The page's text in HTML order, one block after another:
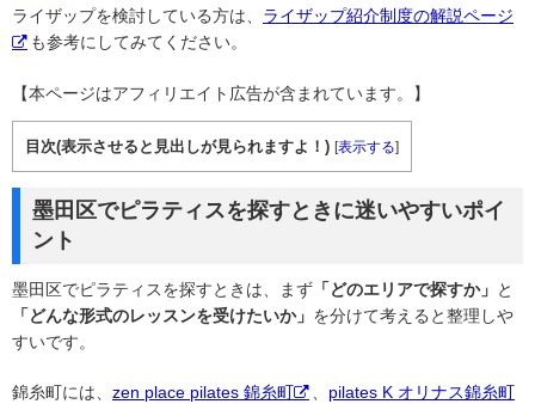
ライザップを検討している方は、 ライザップ紹介制度の解説ページ
も参考にしてみてください。
【本ページはアフィリエイト広告が含まれています。】
目次(表示させると見出しが見られますよ！) [表示する]
墨田区でピラティスを探すときに迷いやすいポイ
ント
墨田区でピラティスを探すときは、まず 「どのエリアで探すか」 と
「どんな形式のレッスンを受けたいか」 を分けて考えると整理しや
すいです。
錦糸町には、 zen place pilates 錦糸町
pilates K オリナス錦糸町